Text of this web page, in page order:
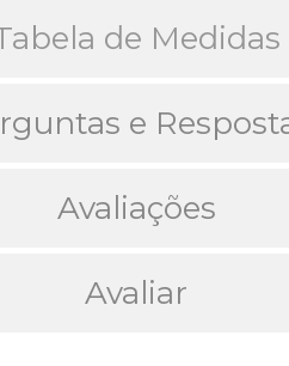
de Medidas
e
Avaliações
Avaliar